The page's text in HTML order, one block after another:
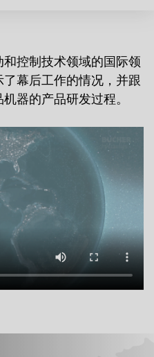
控制技术领域的国际领
幕后工作的情况，并跟
器的产品研发过程。